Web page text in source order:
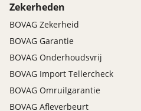
Zekerheden
BOVAG Zekerheid
BOVAG Garantie
BOVAG Onderhoudsvrij
BOVAG Import Tellercheck
BOVAG Omruilgarantie
BOVAG Afleverbeurt